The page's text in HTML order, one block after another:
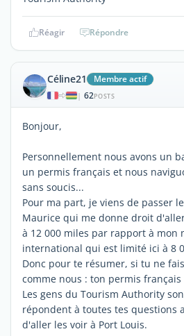
Réagir Répondre
Céline21 Membre actif
| 62POSTS
Bonjour,
Personnellement nous avons un
un permis français et nous
sans soucis...
Pour ma part, je viens de passer
Maurice qui me donne droit
à 12 000 miles par rapport à mon
international qui est limité ici à 8
Donc pour te résumer, si tu ne
comme nous : ton permis français
Les gens du Tourism Authority
répondent à toutes tes questions
d'aller les voir à Port Louis.